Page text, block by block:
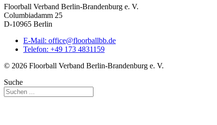
Floorball Verband Berlin-Brandenburg e. V.
Columbiadamm 25
D-10965 Berlin
E-Mail: ed.bbllabroolf@eciffo
Telefon: +49 173 4831159
© 2026 Floorball Verband Berlin-Brandenburg e. V.
Suche